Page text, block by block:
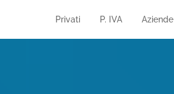
Privati P. IVA Aziende